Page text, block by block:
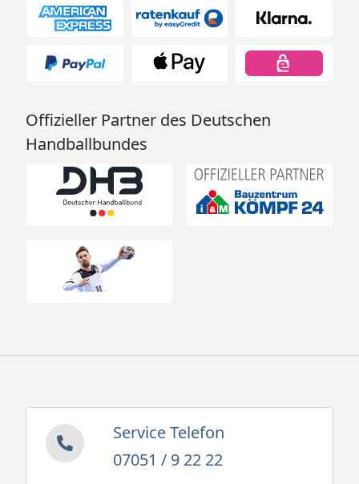
Offizieller Partner des Deutschen
Handballbundes
Service Telefon
07051 / 9 22 22